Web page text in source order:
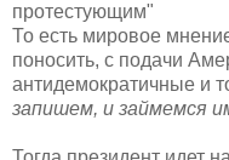
протестующим"
То есть мировое
поносить, с подачи
антидемократичные и
запишем, и займемся